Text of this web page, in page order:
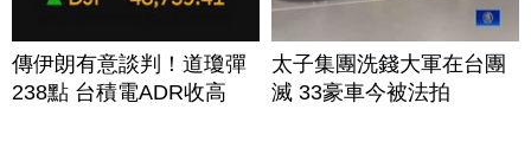
傳伊朗有意談判！道瓊彈
238點 台積電ADR收高
太子集團洗錢大軍在台團
滅 33豪車今被法拍